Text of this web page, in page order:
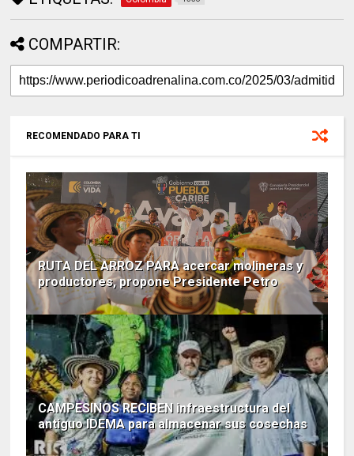
COMPARTIR:
RECOMENDADO PARA TI
RUTA DEL ARROZ PARA acercar molineras y
productores, propone Presidente Petro
CAMPESINOS RECIBEN infraestructura del
antiguo IDEMA para almacenar sus cosechas